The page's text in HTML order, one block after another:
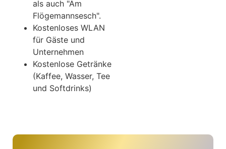
als auch "Am
Flögemannsesch".
Kostenloses WLAN
für Gäste und
Unternehmen
Kostenlose Getränke
(Kaffee, Wasser, Tee
und Softdrinks)